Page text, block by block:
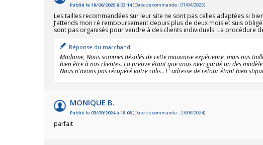
Publié le 18/06/2025 à 03:14(Date de commande : 01/04/2025)
Les tailles recommandées sur leur site ne sont pas celles adaptées si
J’attends mon ré remboursement depuis plus de deux mois et suis
sont pas organisés pour vendre à des clients individuels. La procédure
Réponse du marchand
Madame, Nous sommes désolés de cette mauvaise expérience, mais nos
bien être à nos clientes. La preuve étant que vous avez gardé un des
Nous n'avons pas récupéré votre colis . L' adresse de retour étant bien
MONIQUE B.
Publié le 03/09/2024 à 18:08(Date de commande : 23/08/2024)
parfait